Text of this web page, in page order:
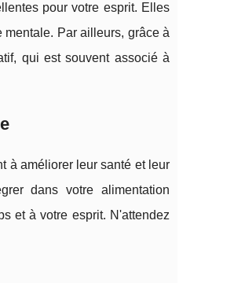
pour votre esprit. Elles
Par ailleurs, grâce à
qui est souvent associé à
à améliorer leur santé et leur
dans votre alimentation
et à votre esprit. N'attendez